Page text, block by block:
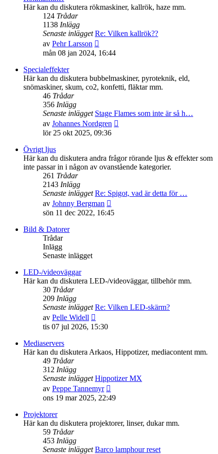
inlägget
Här kan du diskutera rökmaskiner, kallrök, haze mm.
124 Trådar
1138 Inlägg
Senaste inlägget Re: Vilken kallrök??
av Pehr Larsson
till
inlägget
mån 08 jan 2024, 16:44
Specialeffekter
Här kan du diskutera bubbelmaskiner, pyroteknik, eld,
snömaskiner, skum, co2, konfetti, fläktar mm.
46 Trådar
356 Inlägg
Senaste inlägget Stage Flames som inte är så h…
av Johannes Nordgren
inlägget
lör 25 okt 2025, 09:36
Övrigt ljus
Här kan du diskutera andra frågor rörande ljus & effekter som
inte passar in i någon av ovanstående kategorier.
261 Trådar
2143 Inlägg
Senaste inlägget Re: Spigot, vad är detta för …
av Johnny Bergman
till
sön 11 dec 2022, 16:45
Bild & Datorer
Trådar
Inlägg
Senaste inlägget
LED-/videoväggar
Här kan du diskutera LED-/videoväggar, tillbehör mm.
30 Trådar
209 Inlägg
Senaste inlägget Re: Vilken LED-skärm?
av Pelle Widell
till
inlägget
tis 07 jul 2026, 15:30
Mediaservers
Här kan du diskutera Arkaos, Hippotizer, mediacontent mm.
49 Trådar
312 Inlägg
Senaste inlägget Hippotizer MX
av Peppe Tannemyr
till
inlägget
ons 19 mar 2025, 22:49
Projektorer
Här kan du diskutera projektorer, linser, dukar mm.
59 Trådar
453 Inlägg
Senaste inlägget Barco lamphour reset